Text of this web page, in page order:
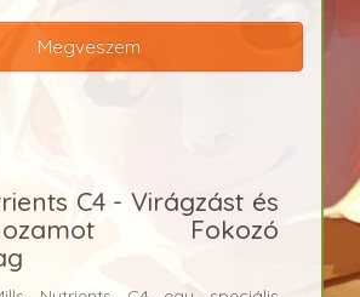
Megveszem
C4 - Virágzást és
Fokozó